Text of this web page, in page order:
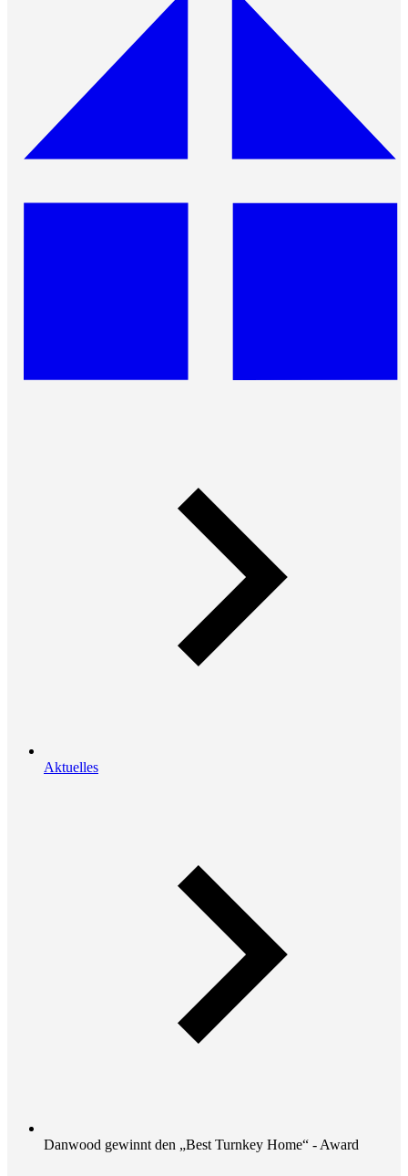
Aktuelles
Danwood gewinnt den „Best Turnkey Home“ - Award